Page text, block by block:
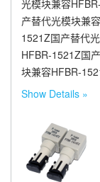
光模块兼容
产替代光模块兼
1521Z国产替代
HFBR-1521Z国
块兼容HFBR-
Show Details